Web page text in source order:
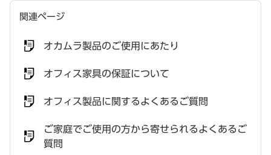
関連ページ
オカムラ製品のご使用にあたり
オフィス家具の保証について
オフィス製品に関するよくあるご質問
ご家庭でご使用の方から寄せられるよくあるご
質問